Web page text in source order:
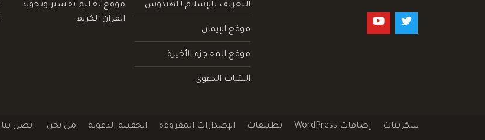
التعريف بالإسلام للهندوس
موقع الإيمان
موقع المعجزة الأخيرة
الشات الدعوي
موقع تعليم تفسير وتجويد
القرآن الكريم
سكربتات إضافات WordPress تطبيقات الإصدارات المقروءة الحقيبة الدعوية من نحن اتصل بنا